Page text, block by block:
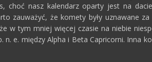
choć nasz kalendarz oparty jest na
zauważyć, że komety były uznawane
w tym mniej więcej czasie na niebie
e. między Alpha i Beta Capricorni. Inna